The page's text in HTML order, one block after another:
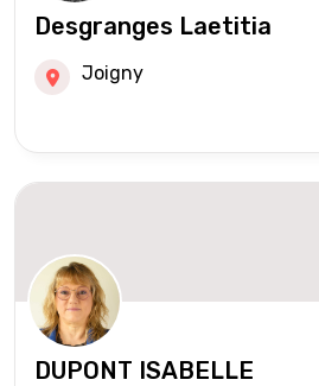
Desgranges Laetitia
Joigny
DUPONT ISABELLE